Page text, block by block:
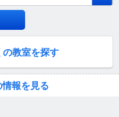
教室を探す
報を見る